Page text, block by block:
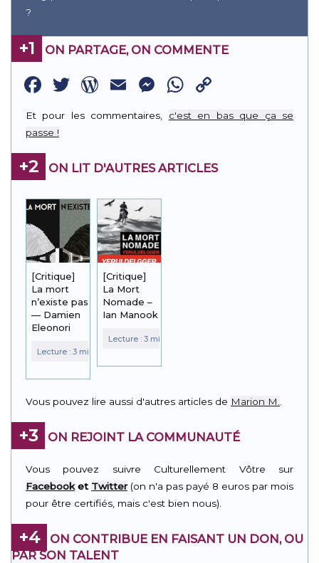
?
+1 ON PARTAGE, ON COMMENTE
Facebook
Twitter
WordPress
EmailMessenger
WhatsApp
Link
Et pour les commentaires, c'est en bas que ça se
passe !
+2 ON LIT D'AUTRES ARTICLES
[Critique]
La mort
n’existe pas
— Damien
Eleonori
[Critique]
La Mort
Nomade –
Ian Manook
Vous pouvez lire aussi d'autres articles de Marion M.
+3 ON REJOINT LA COMMUNAUTÉ
Vous pouvez suivre Culturellement Vôtre sur
Facebooket Twitter(on n'a pas payé 8 euros par mois
pour être certifiés, mais c'est bien nous).
+4
ON CONTRIBUE EN FAISANT UN DON, OU
PAR SON TALENT